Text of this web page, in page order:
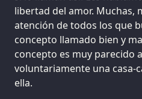
libertad del amor. Muchas,
atención de todos los que
concepto llamado bien y
concepto es muy parecido
voluntariamente una casa-
ella.